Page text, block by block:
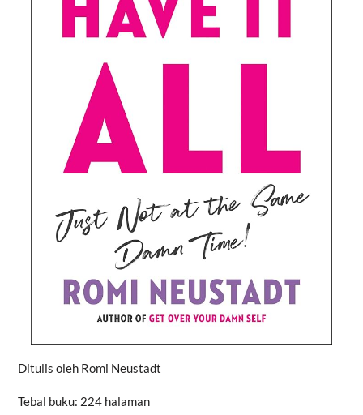
Ditulis oleh Romi Neustadt
Tebal buku: 224 halaman